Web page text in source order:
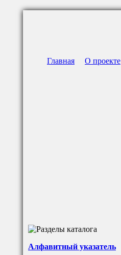
Главная О проекте
Алфавитный указатель